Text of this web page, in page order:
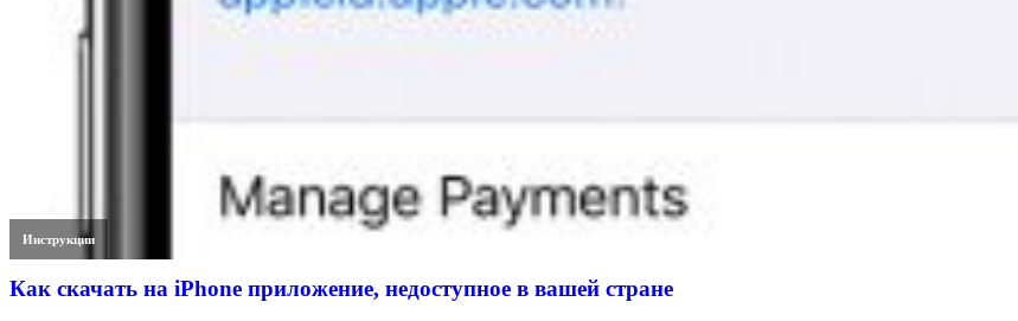
Инструкции
Как скачать на iPhone приложение, недоступное в вашей стране